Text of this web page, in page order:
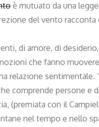
è mutuato da una
del vento racconta
di amore, di
che fanno
relazione sentimentale.
comprende persone e
(premiata con il
nel tempo e nello